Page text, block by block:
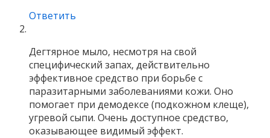
Ответить
Дегтярное мыло, несмотря на свой
специфический запах, действительно
эффективное средство при борьбе с
паразитарными заболеваниями кожи. Оно
помогает при демодексе (подкожном клеще),
угревой сыпи. Очень доступное средство,
оказывающее видимый эффект.